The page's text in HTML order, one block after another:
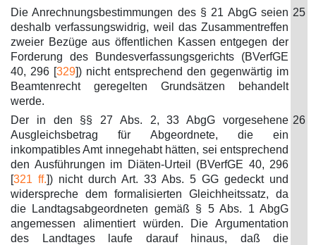
Die Anrechnungsbestimmungen des § 21 AbgG seien
deshalb verfassungswidrig, weil das Zusammentreffen
zweier Bezüge aus öffentlichen Kassen entgegen der
Forderung des Bundesverfassungsgerichts (BVerfGE
40, 296 [329]) nicht entsprechend den gegenwärtig im
Beamtenrecht geregelten Grundsätzen behandelt
werde.
25
Der in den §§ 27 Abs. 2, 33 AbgG vorgesehene
Ausgleichsbetrag für Abgeordnete, die ein
inkompatibles Amt innegehabt hätten, sei entsprechend
den Ausführungen im Diäten-Urteil (BVerfGE 40, 296
[321 ff.]) nicht durch Art. 33 Abs. 5 GG gedeckt und
widerspreche dem formalisierten Gleichheitssatz, da
die Landtagsabgeordneten gemäß § 5 Abs. 1 AbgG
angemessen alimentiert würden. Die Argumentation
des Landtages laufe darauf hinaus, daß die
26